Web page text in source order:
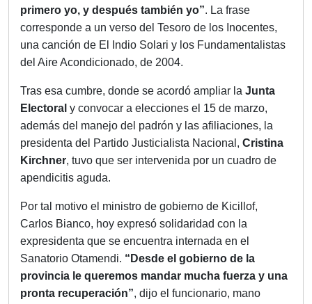
primero yo, y después también yo”. La frase
corresponde a un verso del Tesoro de los Inocentes,
una canción de El Indio Solari y los Fundamentalistas
del Aire Acondicionado, de 2004.
Tras esa cumbre, donde se acordó ampliar la Junta
Electoral y convocar a elecciones el 15 de marzo,
además del manejo del padrón y las afiliaciones, la
presidenta del Partido Justicialista Nacional, Cristina
Kirchner, tuvo que ser intervenida por un cuadro de
apendicitis aguda.
Por tal motivo el ministro de gobierno de Kicillof,
Carlos Bianco, hoy expresó solidaridad con la
expresidenta que se encuentra internada en el
Sanatorio Otamendi. “Desde el gobierno de la
provincia le queremos mandar mucha fuerza y una
pronta recuperación”, dijo el funcionario, mano